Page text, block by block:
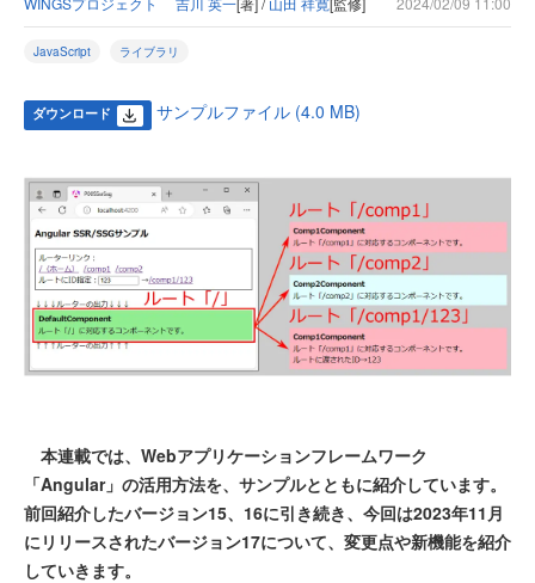
JavaScript ライブラリ
ダウンロード サンプルファイル (4.0 MB)
本連載では、Webアプリケーションフレームワーク
「Angular」の活用方法を、サンプルとともに紹介しています。
前回紹介したバージョン15、16に引き続き、今回は2023年11月
にリリースされたバージョン17について、変更点や新機能を紹介
していきます。